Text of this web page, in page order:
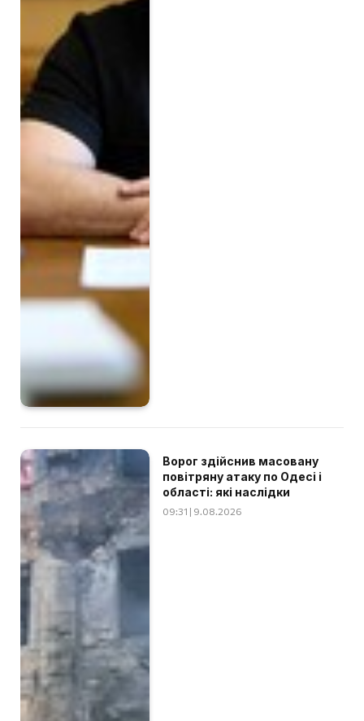
Ворог здійснив масовану
повітряну атаку по Одесі і
області: які наслідки
09:31 | 9.08.2026